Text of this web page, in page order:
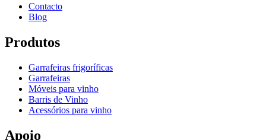
Contacto
Blog
Produtos
Garrafeiras frigoríficas
Garrafeiras
Móveis para vinho
Barris de Vinho
Acessórios para vinho
Apoio